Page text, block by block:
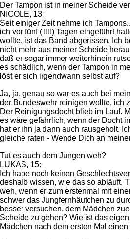
Der Tampon ist in meiner Scheide
NICOLE, 13:
Seit einiger Zeit nehme ich
ich vor fünf (!!!!!) Tagen eingeführt
wollte, ist das Band abgerissen. Ich
nicht mehr aus meiner Scheide
daß er sogar immer weiterhinein
es schädlich, wenn der Tampon in
löst er sich irgendwann selbst auf?
Ja, ja, genau so war es auch bei
der Bundeswehr reinigen wollte, ich
Der Reinigungsdocht blieb im Lauf.
es wäre gefährlich, wenn der Docht
hat er ihn ja dann auch rausgeholt.
gleiche raten - Wende Dich an
Tut es auch dem Jungen weh?
LUKAS, 15:
Ich habe noch keinen
deshalb wissen, wie das so abläuft.
weh, wenn er zum erstenmal mit
schwer das Jungfernhäutchen zu
besser versuchen, dem Mädchen
Scheide zu gehen? Wie ist das
Mädchen nach dem ersten Mal